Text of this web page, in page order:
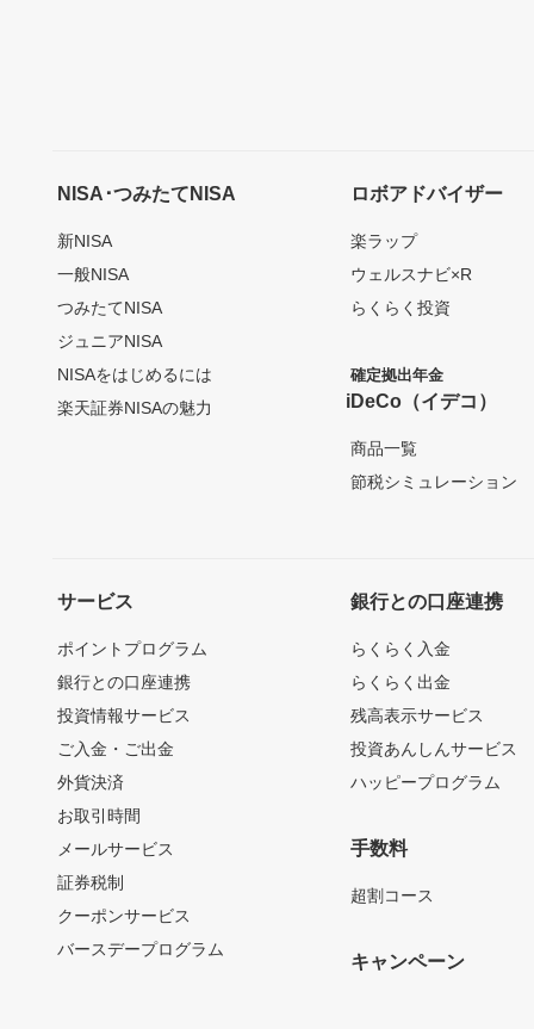
NISA･つみたてNISA
新NISA
一般NISA
つみたてNISA
ジュニアNISA
NISAをはじめるには
楽天証券NISAの魅力
ロボアドバイザー
楽ラップ
ウェルスナビ×R
らくらく投資
確定拠出年金
iDeCo（イデコ）
商品一覧
節税シミュレーション
サービス
ポイントプログラム
銀行との口座連携
投資情報サービス
ご入金・ご出金
外貨決済
お取引時間
メールサービス
証券税制
クーポンサービス
バースデープログラム
銀行との口座連携
らくらく入金
らくらく出金
残高表示サービス
投資あんしんサービス
ハッピープログラム
手数料
超割コース
キャンペーン